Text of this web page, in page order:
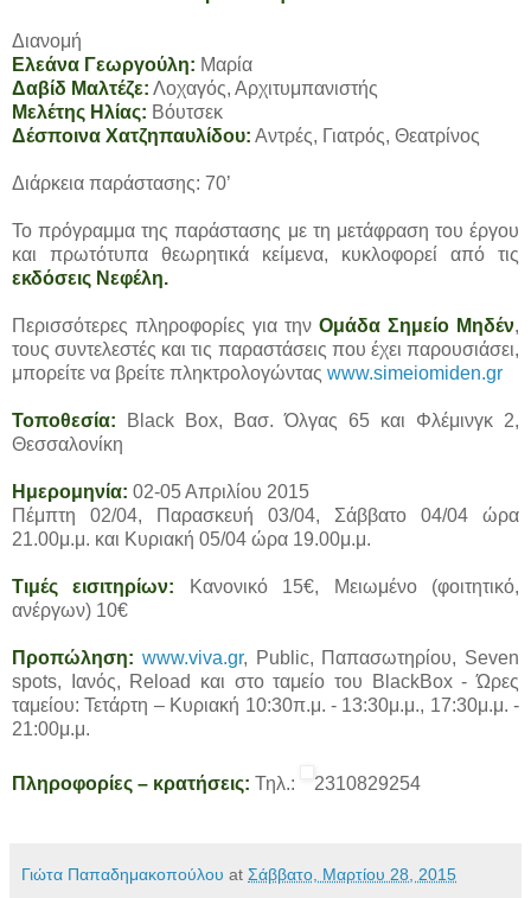
Διανομή
Ελεάνα Γεωργούλη: Μαρία
Δαβίδ Μαλτέζε: Λοχαγός, Αρχιτυμπανιστής
Μελέτης Ηλίας: Βόυτσεκ
Δέσποινα Χατζηπαυλίδου: Αντρές, Γιατρός, Θεατρίνος
Διάρκεια παράστασης: 70’
Το πρόγραμμα της παράστασης με τη μετάφραση του έργου
και πρωτότυπα θεωρητικά κείμενα, κυκλοφορεί από τις
εκδόσεις Νεφέλη.
Περισσότερες πληροφορίες για την Ομάδα Σημείο Μηδέν,
τους συντελεστές και τις παραστάσεις που έχει παρουσιάσει,
μπορείτε να βρείτε πληκτρολογώντας www.simeiomiden.gr
Τοποθεσία:
Black Box, Βασ. Όλγας 65 και Φλέμινγκ 2,
Θεσσαλονίκη
Ημερομηνία: 02-05 Απριλίου 2015
Πέμπτη 02/04, Παρασκευή 03/04, Σάββατο 04/04 ώρα
21.00μ.μ. και Κυριακή 05/04 ώρα 19.00μ.μ.
Τιμές εισιτηρίων:
Κανονικό 15€, Μειωμένο (φοιτητικό,
ανέργων) 10€
Προπώληση: www.viva.gr, Public, Παπασωτηρίου, Seven
spots, Ιανός, Reload και στο ταμείο του BlackBox - Ώρες
ταμείου: Τετάρτη – Κυριακή 10:30π.μ. - 13:30μ.μ., 17:30μ.μ. -
21:00μ.μ.
Πληροφορίες – κρατήσεις: Τηλ.: 2310829254
Γιώτα Παπαδημακοπούλου at Σάββατο, Μαρτίου 28, 2015